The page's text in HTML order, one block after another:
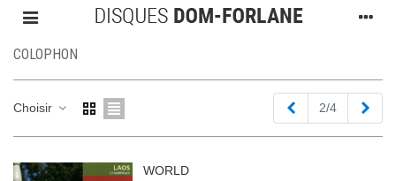
COLOPHON
Choisir Précédent
2/4
WORLD